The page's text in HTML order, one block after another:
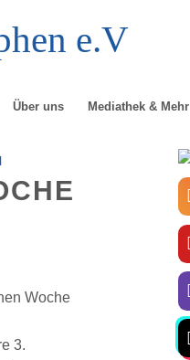
e.V
Über uns Mediathek & Mehr
Woche
3.